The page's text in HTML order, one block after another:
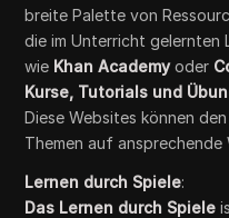
breite Palette von
die im Unterricht gelernten
wie Khan Academyoder
Kurse, Tutorials und
Diese Websites können
Themen auf ansprechende
Lernen durch Spiele:
Das Lernen durch Spiele